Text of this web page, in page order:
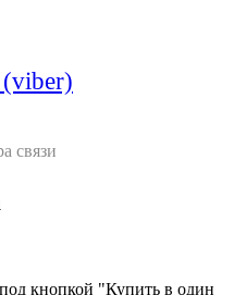
связи
кнопкой "Купить в один